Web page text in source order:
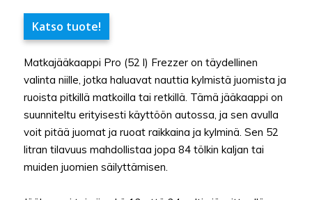
Katso tuote!
Matkajääkaappi Pro (52 l) Frezzer on täydellinen
valinta niille, jotka haluavat nauttia kylmistä juomista ja
ruoista pitkillä matkoilla tai retkillä. Tämä jääkaappi on
suunniteltu erityisesti käyttöön autossa, ja sen avulla
voit pitää juomat ja ruoat raikkaina ja kylminä. Sen 52
litran tilavuus mahdollistaa jopa 84 tölkin kaljan tai
muiden juomien säilyttämisen.